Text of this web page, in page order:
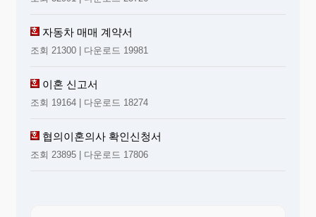
자동차 매매 계약서
조회 21300 | 다운로드 19981
이혼 신고서
조회 19164 | 다운로드 18274
협의이혼의사 확인신청서
조회 23895 | 다운로드 17806